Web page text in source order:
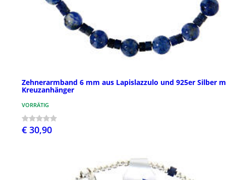
Zehnerarmband 6 mm aus Lapislazzulo und 925er Silber
Kreuzanhänger
VORRÄTIG
€ 30,90